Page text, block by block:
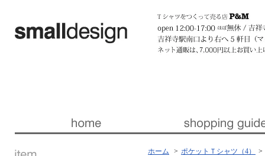
ホーム > ポケットＴシャツ（4） >